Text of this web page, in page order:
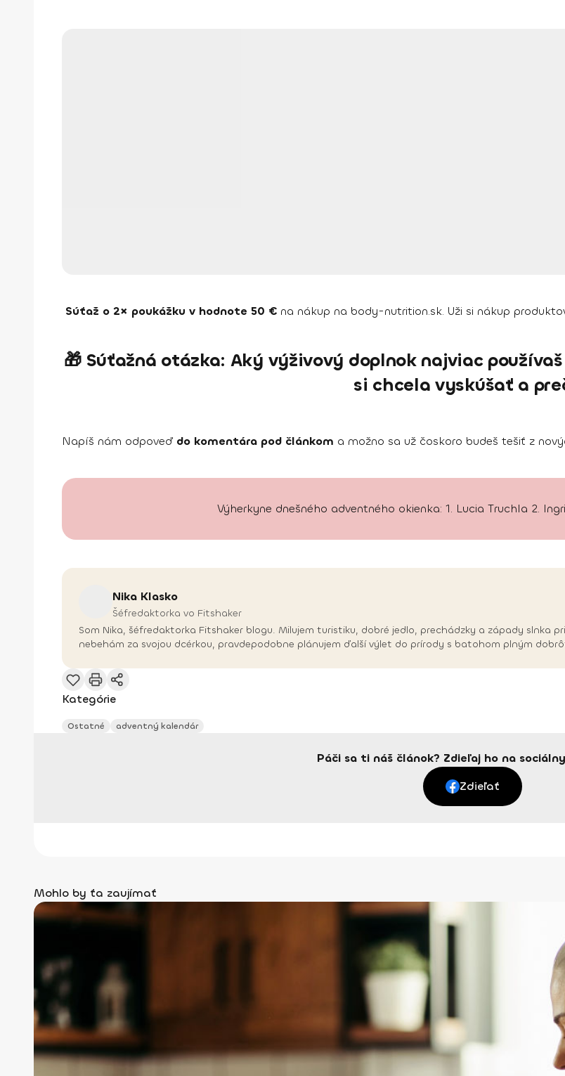
Súťaž o 2× poukážku v hodnote 50 € na nákup na body-nutrition.sk. Uži si nákup
🎁 Súťažná otázka: Aký výživový doplnok najviac
si chcela vyskúšať a
Napíš nám odpoveď do komentára pod článkom a možno sa už čoskoro budeš tešiť z
Výherkyne dnešného adventného okienka: 1. Lucia Truchla 2.
Nika Klasko
Šéfredaktorka vo Fitshaker
Som Nika, šéfredaktorka Fitshaker blogu. Milujem turistiku, dobré jedlo, prechádzky a západy slnka
nebehám za svojou dcérkou, pravdepodobne plánujem ďalší výlet do prírody s batohom plným
Kategórie
Ostatné adventný kalendár
Páči sa ti náš článok? Zdieľaj ho na
Zdieľať
Mohlo by ťa zaujímať